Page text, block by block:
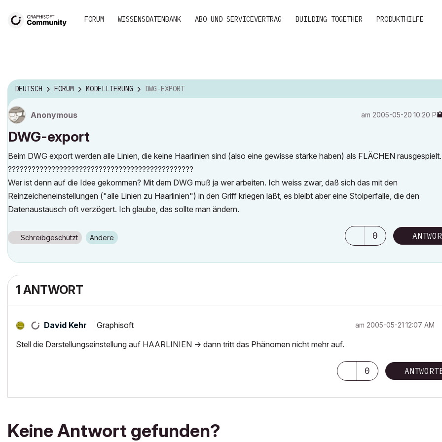
FORUM WISSENSDATENBANK ABO UND SERVICEVERTRAG BUILDING TOGETHER PRODUKTHILFE
DEUTSCH FORUM MODELLIERUNG DWG-EXPORT
Anonymous am ‎2005-05-20 10:20 PM
DWG-export
Beim DWG export werden alle Linien, die keine Haarlinien sind (also eine gewisse stärke haben) als FLÄCHEN rausgespielt.
???????????????????????????????????????????????
Wer ist denn auf die Idee gekommen? Mit dem DWG muß ja wer arbeiten. Ich weiss zwar, daß sich das mit den
Reinzeicheneinstellungen ("alle Linien zu Haarlinien") in den Griff kriegen läßt, es bleibt aber eine Stolperfalle, die den
Datenaustausch oft verzögert. Ich glaube, das sollte man ändern.
Schreibgeschützt Andere 0
1 ANTWORT
David Kehr Graphisoft am ‎2005-05-21 12:07 AM
Stell die Darstellungseinstellung auf HAARLINIEN -> dann tritt das Phänomen nicht mehr auf.
0
Keine Antwort gefunden?